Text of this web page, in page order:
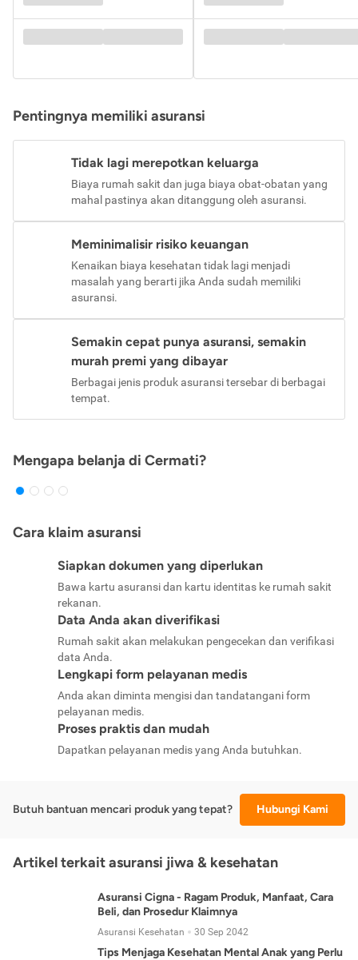
Pentingnya memiliki asuransi
Tidak lagi merepotkan keluarga
Biaya rumah sakit dan juga biaya obat-obatan yang
mahal pastinya akan ditanggung oleh asuransi.
Meminimalisir risiko keuangan
Kenaikan biaya kesehatan tidak lagi menjadi
masalah yang berarti jika Anda sudah memiliki
asuransi.
Semakin cepat punya asuransi, semakin
murah premi yang dibayar
Berbagai jenis produk asuransi tersebar di berbagai
tempat.
Mengapa belanja di Cermati?
Cara klaim asuransi
Siapkan dokumen yang diperlukan
Bawa kartu asuransi dan kartu identitas ke rumah sakit
rekanan.
Data Anda akan diverifikasi
Rumah sakit akan melakukan pengecekan dan verifikasi
data Anda.
Lengkapi form pelayanan medis
Anda akan diminta mengisi dan tandatangani form
pelayanan medis.
Proses praktis dan mudah
Dapatkan pelayanan medis yang Anda butuhkan.
Butuh bantuan mencari produk yang tepat? Hubungi Kami
Artikel terkait asuransi jiwa & kesehatan
Asuransi Cigna - Ragam Produk, Manfaat, Cara
Beli, dan Prosedur Klaimnya
Asuransi Kesehatan 30 Sep 2042
Tips Menjaga Kesehatan Mental Anak yang Perlu